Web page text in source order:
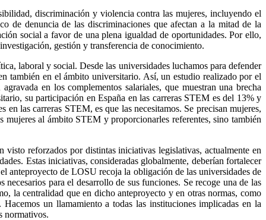
discriminación y violencia contra las mujeres, incluyendo el
de denuncia de las discriminaciones que afectan a la mitad de la
social a favor de una plena igualdad de oportunidades. Por ello,
gestión y transferencia de conocimiento.
laboral y social. Desde las universidades luchamos para defender
también en el ámbito universitario. Así, un estudio realizado por el
en los complementos salariales, que muestran una brecha
su participación en España en las carreras STEM es del 13% y
las carreras STEM, es que las necesitamos. Se precisan mujeres,
al ámbito STEM y proporcionarles referentes, sino también
reforzados por distintas iniciativas legislativas, actualmente en
Estas iniciativas, consideradas globalmente, deberían fortalecer
anteproyecto de LOSU recoja la obligación de las universidades de
para el desarrollo de sus funciones. Se recoge una de las
la centralidad que en dicho anteproyecto y en otras normas, como
un llamamiento a todas las instituciones implicadas en la
normativos.